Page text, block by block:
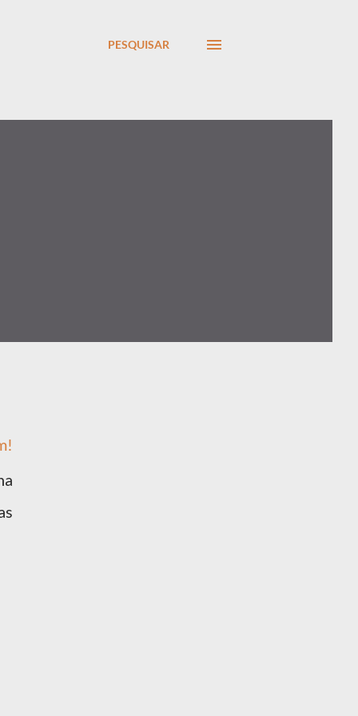
PESQUISAR